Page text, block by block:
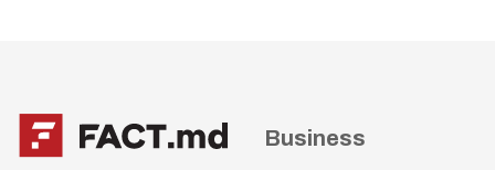
Business